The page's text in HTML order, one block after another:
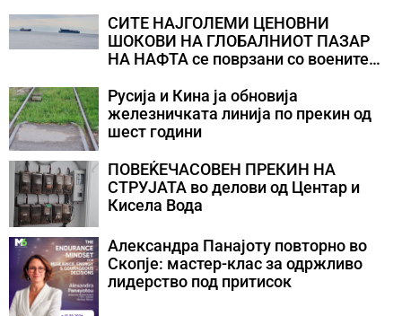
СИТЕ НАЈГОЛЕМИ ЦЕНОВНИ
ШОКОВИ НА ГЛОБАЛНИОТ ПАЗАР
НА НАФТА се поврзани со воените
Русија и Кина ја обновија
железничката линија по прекин од
шест години
ПОВЕЌЕЧАСОВЕН ПРЕКИН НА
СТРУЈАТА во делови од Центар и
Кисела Вода
Александра Панајоту повторно во
Скопје: мастер-клас за одржливо
лидерство под притисок